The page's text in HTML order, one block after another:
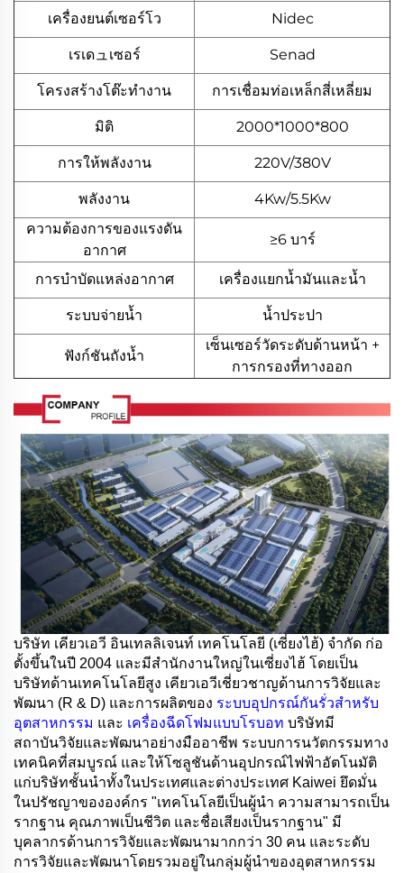
เครื่องยนต์เซอร์โว Nidec
เรเดュเซอร์ Senad
โครงสร้างโต๊ะทำงาน การเชื่อมท่อเหล็กสี่เหลี่ยม
มิติ 2000*1000*800
การให้พลังงาน 220V/380V
พลังงาน
4Kw/5.5Kw
ความต้องการของแรงดัน
อากาศ
≥6 บาร์
การบำบัดแหล่งอากาศ เครื่องแยกน้ำมันและน้ำ
ระบบจ่ายน้ำ น้ำประปา
ฟังก์ชันถังน้ำ
เซ็นเซอร์วัดระดับด้านหน้า +
การกรองที่ทางออก
บริษัท เคียวเอวี อินเทลลิเจนท์ เทคโนโลยี (เซี่ยงไฮ้) จำกัด ก่อ
ตั้งขึ้นในปี 2004 และมีสำนักงานใหญ่ในเซี่ยงไฮ้ โดยเป็น
บริษัทด้านเทคโนโลยีสูง เคียวเอวีเชี่ยวชาญด้านการวิจัยและ
พัฒนา (R & D) และการผลิตของ ระบบอุปกรณ์กันรั่วสำหรับ
อุตสาหกรรม และ เครื่องฉีดโฟมแบบโรบอท บริษัทมี
สถาบันวิจัยและพัฒนาอย่างมืออาชีพ ระบบการนวัตกรรมทาง
เทคนิคที่สมบูรณ์ และให้โซลูชันด้านอุปกรณ์ไฟฟ้าอัตโนมัติ
แก่บริษัทชั้นนำทั้งในประเทศและต่างประเทศ Kaiwei ยึดมั่น
ในปรัชญาขององค์กร "เทคโนโลยีเป็นผู้นำ ความสามารถเป็น
รากฐาน คุณภาพเป็นชีวิต และชื่อเสียงเป็นรากฐาน" มี
บุคลากรด้านการวิจัยและพัฒนามากกว่า 30 คน และระดับ
การวิจัยและพัฒนาโดยรวมอยู่ในกลุ่มผู้นำของอุตสาหกรรม